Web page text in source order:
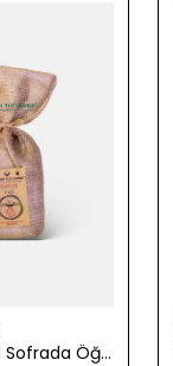
2 Adet 1 Kg Çakıl Granül Sofrada Öğütme Tuzu